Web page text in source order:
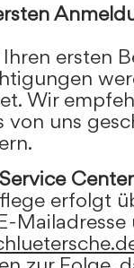
ersten
Wir
von uns
erfolgt